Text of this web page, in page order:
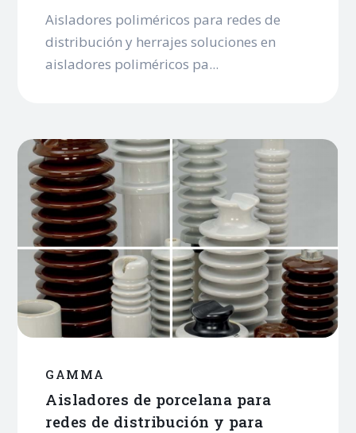
Aisladores poliméricos para redes de
distribución y herrajes soluciones en
aisladores poliméricos pa...
GAMMA
Aisladores de porcelana para
redes de distribución y para